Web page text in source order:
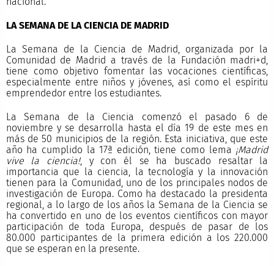
LA SEMANA DE LA CIENCIA DE MADRID
La Semana de la Ciencia de Madrid, organizada por la
Comunidad de Madrid a través de la Fundación madri+d,
tiene como objetivo fomentar las vocaciones científicas,
especialmente entre niños y jóvenes, así como el espíritu
emprendedor entre los estudiantes.
La Semana de la Ciencia comenzó el pasado 6 de
noviembre y se desarrolla hasta el día 19 de este mes en
más de 50 municipios de la región. Esta iniciativa, que este
año ha cumplido la 17ª edición, tiene como lema ¡Madrid
vive la ciencia!, y con él se ha buscado resaltar la
importancia que la ciencia, la tecnología y la innovación
tienen para la Comunidad, uno de los principales nodos de
investigación de Europa. Como ha destacado la presidenta
regional, a lo largo de los años la Semana de la Ciencia se
ha convertido en uno de los eventos científicos con mayor
participación de toda Europa, después de pasar de los
80.000 participantes de la primera edición a los 220.000
que se esperan en la presente.